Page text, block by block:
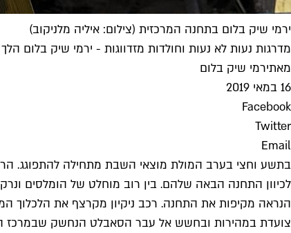
ירמי שיק בלום בתחנה המרכזית (צילום: איליה מלניקוב)
מדרגות נעות לא נעות וחולדות מזדווגות - ירמי שיק בלום
מאתירמי שיק בלום
16 במאי 2019
Facebook
Twitter
Email
בתשע וחצי בערב המולת מוצאי השבת מתחילה להתפוגג.
לכיוון התחנה הבאה שלהם. בין רוב מוחלט של הומלסים
הנראה מקיפות את התחנה. רכב ניקיון מקרצף את הלכלוך
צועדת במהירות ובחשש אל עבר הסאבלט הנחשק שבמרכז